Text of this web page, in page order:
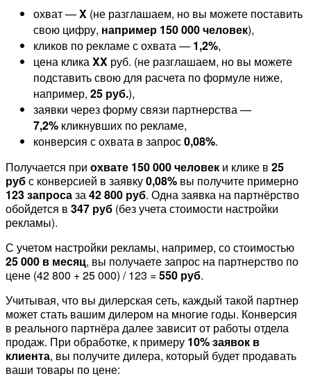
охват —X (не разглашаем, но вы можете поставить
свою цифру, например 150 000 человек),
кликов по рекламе с охвата — 1,2%,
цена кликаXX руб. (не разглашаем, но вы можете
подставить свою для расчета по формуле ниже,
например, 25 руб.),
заявки через форму связи партнерства —
7,2% кликнувших по рекламе,
конверсия с охвата в запрос0,08%.
Получается при охвате 150 000 человек и клике в 25
рубс конверсией в заявку0,08% вы получите примерно
123 запросаза42 800 руб. Одна заявка на партнёрство
обойдется в 347 руб (без учета стоимости настройки
рекламы).
С учетом настройки рекламы, например, со стоимостью
25 000 в месяц, вы получаете запрос на партнерство по
цене (42 800 + 25 000) / 123 =550 руб.
Учитывая, что вы дилерская сеть, каждый такой партнер
может стать вашим дилером на многие годы. Конверсия
в реального партнёра далее зависит от работы отдела
продаж. При обработке, к примеру 10% заявок в
клиента, вы получите дилера, который будет продавать
ваши товары по цене: